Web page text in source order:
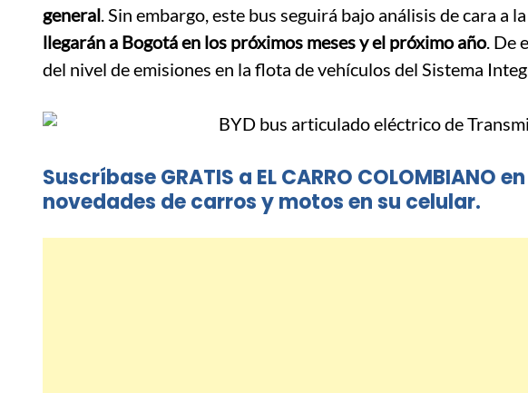
general. Sin embargo, este bus seguirá bajo análisis de cara a
llegarán a Bogotá en los próximos meses y el próximo año. De
del nivel de emisiones en la flota de vehículos del Sistema
Suscríbase GRATIS a EL CARRO
novedades de carros y motos en su celular.